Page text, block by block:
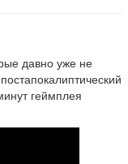
давно уже не
геймплея